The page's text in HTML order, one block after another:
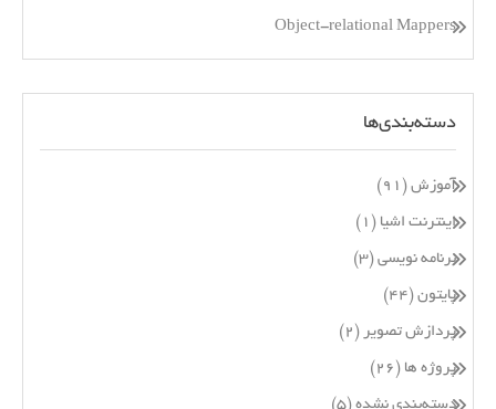
Object-relational Mappers
دسته‌بندی‌ها
آموزش (۹۱)
اینترنت اشیا (۱)
برنامه نویسی (۳)
پایتون (۴۴)
پردازش تصویر (۲)
پروژه ها (۲۶)
دسته‌بندی نشده (۵)